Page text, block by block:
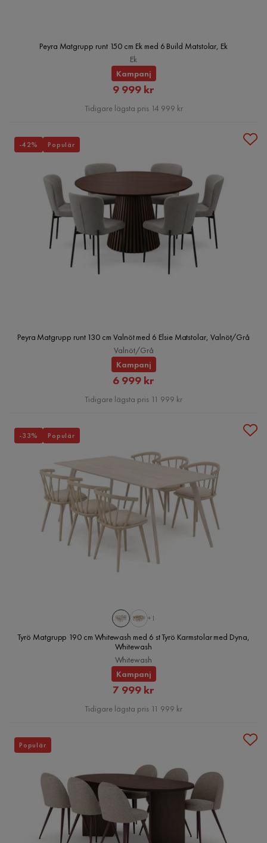
Peyra Matgrupp runt 150 cm Ek med 6 Build Matstolar, Ek
Ek
Kampanj
Rabatterat
Pris
9 999 kr
Tidigare lägsta pris 14 999 kr
Peyra Matgrupp runt 130 cm Valnöt med 6 Elsie Matstolar, Valnöt/Grå
Valnöt/Grå
Kampanj
Rabatterat
Pris
6 999 kr
Tidigare lägsta pris 11 999 kr
-42% Populär
+1
Tyrö Matgrupp 190 cm Whitewash med 6 st Tyrö Karmstolar med Dyna,
Whitewash
Whitewash
Kampanj
Rabatterat
Pris
7 999 kr
Tidigare lägsta pris 11 999 kr
-33% Populär
Populär